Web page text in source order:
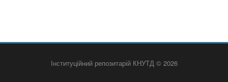
Інституційний репозитарій КНУТД © 2026